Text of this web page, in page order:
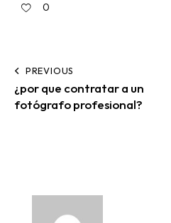
0
PREVIOUS
¿por que contratar a un
fotógrafo profesional?